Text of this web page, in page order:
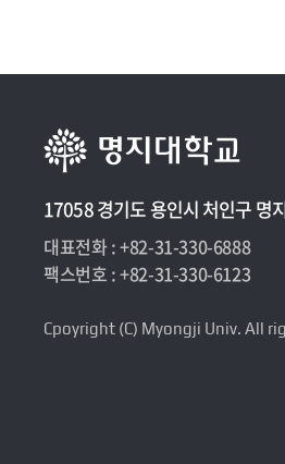
17058 경기도 용인시 처인구 명
대표전화 : +82-31-330-6888
팩스번호 : +82-31-330-6123
Cpoyright (C) Myongji Univ. All